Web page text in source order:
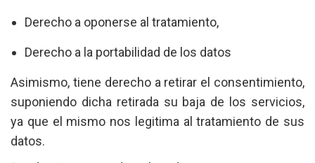
Derecho a oponerse al tratamiento,
Derecho a la portabilidad de los datos
Asimismo, tiene derecho a retirar el consentimiento,
suponiendo dicha retirada su baja de los servicios,
ya que el mismo nos legitima al tratamiento de sus
datos.